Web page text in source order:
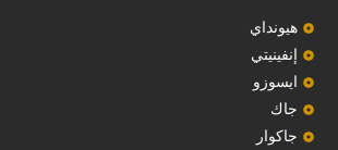
هيونداي
إنفينيتي
‏ايسوزو‏
‏جاك‏
جاكوار